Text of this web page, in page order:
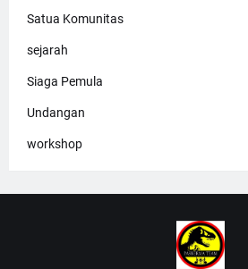
Satua Komunitas
sejarah
Siaga Pemula
Undangan
workshop